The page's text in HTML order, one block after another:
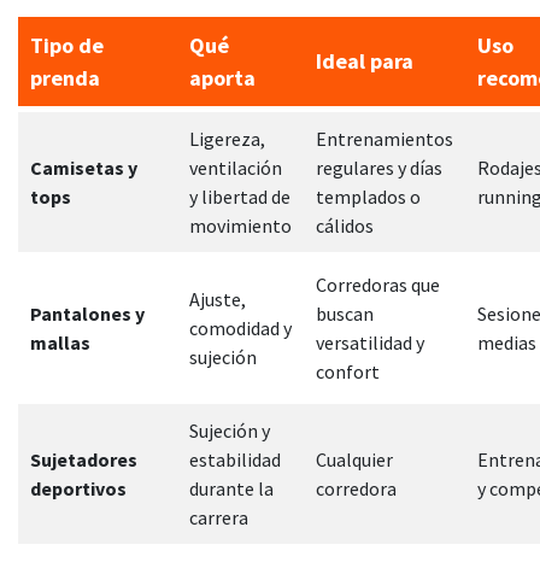
Tipo de
prenda
Qué
aporta
Ideal para
Uso
Camisetas y
tops
Ligereza,
ventilación
y libertad de
movimiento
Entrenamientos
regulares y días
templados o
cálidos
Pantalones y
mallas
Ajuste,
comodidad y
sujeción
Corredoras que
buscan
versatilidad y
confort
Sujetadores
deportivos
Sujeción y
estabilidad
durante la
carrera
Cualquier
corredora
y